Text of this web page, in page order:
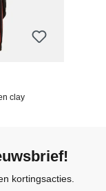
clay
kortingsacties.